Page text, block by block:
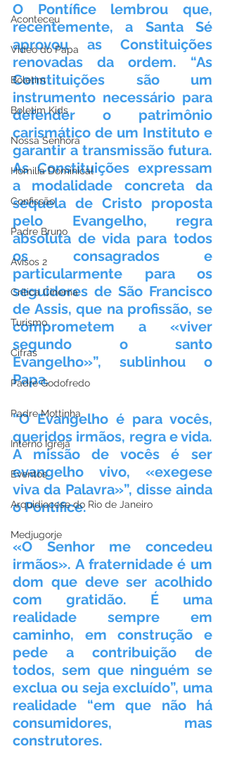
Aconteceu
Video do Papa
Boletim
Boletim Kids
Nossa Senhora
Homilia Dominical
Confissão
Padre Bruno
Avisos 2
Crítica Cinema
Turismo
Cifras
Padre Godofredo
Padre Mottinha
Interno Igreja
Eventos
Arquidiocese do Rio de Janeiro
Medjugorje
O Pontífice lembrou que,
recentemente, a Santa Sé
aprovou as Constituições
renovadas da ordem. “As
Constituições são um
instrumento necessário para
defender o patrimônio
carismático de um Instituto e
garantir a transmissão futura.
As Constituições expressam
a modalidade concreta da
sequela de Cristo proposta
pelo Evangelho, regra
absoluta de vida para todos
os consagrados e
particularmente para os
seguidores de São Francisco
de Assis, que na profissão, se
comprometem a «viver
segundo o santo
Evangelho»”, sublinhou o
Papa.
“O Evangelho é para vocês,
queridos irmãos, regra e vida.
A missão de vocês é ser
evangelho vivo, «exegese
viva da Palavra»”, disse ainda
o Pontífice.
«O Senhor me concedeu
irmãos». A fraternidade é um
dom que deve ser acolhido
com gratidão. É uma
realidade sempre em
caminho, em construção e
pede a contribuição de
todos, sem que ninguém se
exclua ou seja excluído”, uma
realidade “em que não há
consumidores, mas
construtores.